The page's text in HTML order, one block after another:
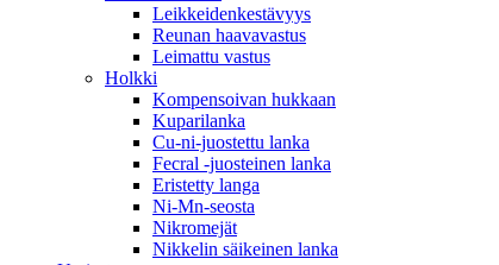
Leikkeidenkestävyys
Reunan haavavastus
Leimattu vastus
Holkki
Kompensoivan hukkaan
Kuparilanka
Cu-ni-juostettu lanka
Fecral -juosteinen lanka
Eristetty langa
Ni-Mn-seosta
Nikromejät
Nikkelin säikeinen lanka